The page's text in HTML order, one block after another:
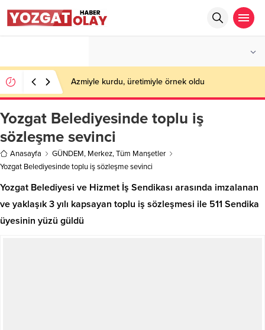
Azmiyle kurdu, üretimiyle örnek oldu
Yozgat Belediyesinde toplu iş
sözleşme sevinci
Anasayfa GÜNDEM, Merkez,Tüm Manşetler
Yozgat Belediyesinde toplu iş sözleşme sevinci
Yozgat Belediyesi ve Hizmet İş Sendikası arasında imzalanan
ve yaklaşık 3 yılı kapsayan toplu iş sözleşmesi ile 511 Sendika
üyesinin yüzü güldü